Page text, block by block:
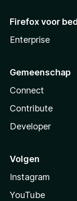
Firefox voor
Enterprise
Gemeenschap
Connect
Contribute
Developer
Volgen
Instagram
YouTube